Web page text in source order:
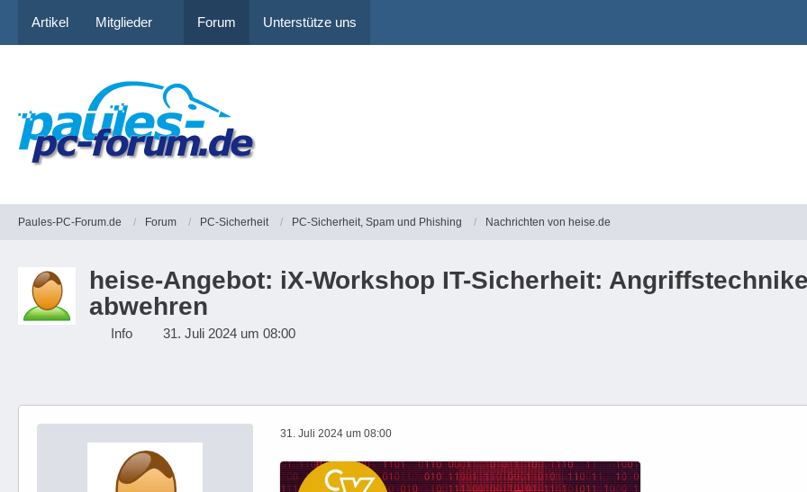
Artikel Mitglieder Forum Unterstütze uns
Paules-PC-Forum.de Forum PC-Sicherheit PC-Sicherheit, Spam und Phishing Nachrichten von heise.de
heise-Angebot: iX-Workshop IT-Sicherheit:
abwehren
Info 31. Juli 2024 um 08:00
31. Juli 2024 um 08:00